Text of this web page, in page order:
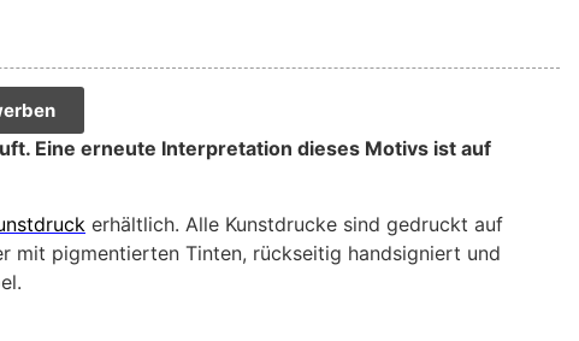
Eine erneute Interpretation dieses Motivs ist auf
erhältlich. Alle Kunstdrucke sind gedruckt auf
mit pigmentierten Tinten, rückseitig handsigniert und